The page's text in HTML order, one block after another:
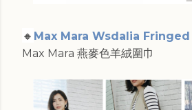
🔸 Max Mara Wsdalia
Max Mara 燕麥色羊絨圍巾